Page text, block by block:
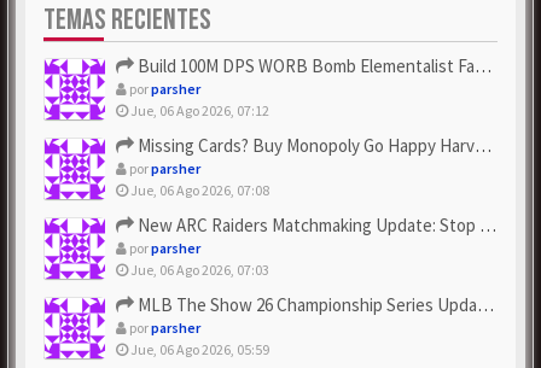
TEMAS RECIENTES
Build 100M DPS WORB Bomb Elementalist Fast - Grab POE Curren...
porparsher
Jue, 06 Ago 2026, 07:12
Missing Cards? Buy Monopoly Go Happy Harvest with Looney Tun...
porparsher
Jue, 06 Ago 2026, 07:08
New ARC Raiders Matchmaking Update: Stop Failed - Grab Bluep...
porparsher
Jue, 06 Ago 2026, 07:03
MLB The Show 26 Championship Series Update! Get Cheap & ...
porparsher
Jue, 06 Ago 2026, 05:59